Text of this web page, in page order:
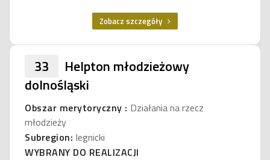
Zobacz szczegóły
33
Helpton młodzieżowy
dolnośląski
Obszar merytoryczny : Działania na rzecz
młodzieży
Subregion: legnicki
WYBRANY DO REALIZACJI